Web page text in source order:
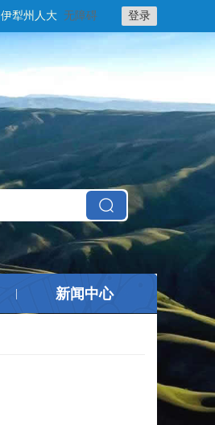
登录
无障碍
伊犁州人大
新闻中心